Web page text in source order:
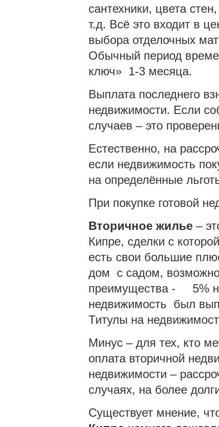
сантехники, цвета
т.д. Всё это входит в
выбора отделочных
Обычный период
ключ» 1-3 месяца.
Выплата последнего
недвижимости. Если
случаев – это
Естественно, на
если недвижимость
на определённые
При покупке готовой
Вторичное жилье–
Кипре, сделки с
есть свои большие
дом с садом,
преимущества - 5%
недвижимость был
Титулы на
Минус – для тех, кто
оплата вторичной
недвижимости –
случаях, на более
Существует мнение,